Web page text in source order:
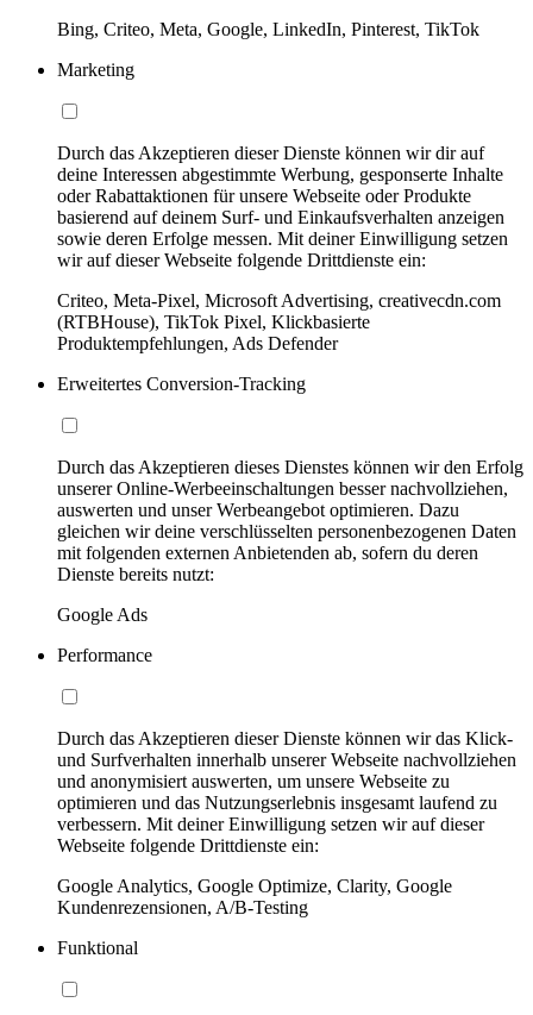
Bing, Criteo, Meta, Google, LinkedIn, Pinterest, TikTok
Marketing
Durch das Akzeptieren dieser Dienste können wir dir auf
deine Interessen abgestimmte Werbung, gesponserte Inhalte
oder Rabattaktionen für unsere Webseite oder Produkte
basierend auf deinem Surf- und Einkaufsverhalten anzeigen
sowie deren Erfolge messen. Mit deiner Einwilligung setzen
wir auf dieser Webseite folgende Drittdienste ein:
Criteo, Meta-Pixel, Microsoft Advertising, creativecdn.com
(RTBHouse), TikTok Pixel, Klickbasierte
Produktempfehlungen, Ads Defender
Erweitertes Conversion-Tracking
Durch das Akzeptieren dieses Dienstes können wir den Erfolg
unserer Online-Werbeeinschaltungen besser nachvollziehen,
auswerten und unser Werbeangebot optimieren. Dazu
gleichen wir deine verschlüsselten personenbezogenen Daten
mit folgenden externen Anbietenden ab, sofern du deren
Dienste bereits nutzt:
Google Ads
Performance
Durch das Akzeptieren dieser Dienste können wir das Klick-
und Surfverhalten innerhalb unserer Webseite nachvollziehen
und anonymisiert auswerten, um unsere Webseite zu
optimieren und das Nutzungserlebnis insgesamt laufend zu
verbessern. Mit deiner Einwilligung setzen wir auf dieser
Webseite folgende Drittdienste ein:
Google Analytics, Google Optimize, Clarity, Google
Kundenrezensionen, A/B-Testing
Funktional